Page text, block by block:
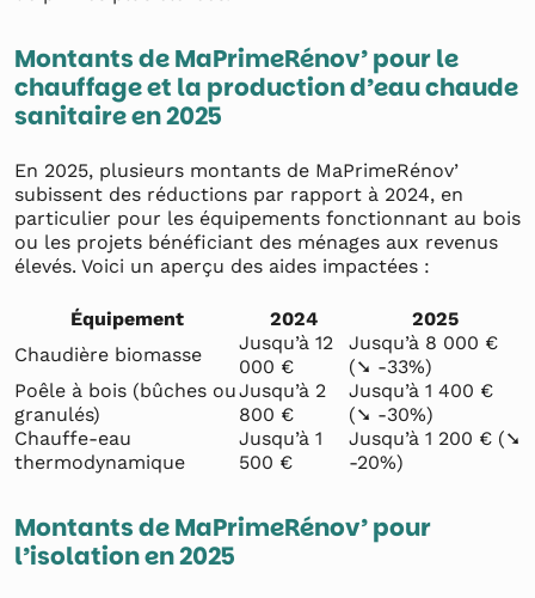
Montants de MaPrimeRénov’ pour le
chauffage et la production d’eau chaude
sanitaire en 2025
En 2025, plusieurs montants de MaPrimeRénov’
subissent des réductions par rapport à 2024, en
particulier pour les équipements fonctionnant au bois
ou les projets bénéficiant des ménages aux revenus
élevés. Voici un aperçu des aides impactées :
Équipement 2024
2025
Chaudière biomasse
Jusqu’à 12
000 €
Jusqu’à 8 000 €
(➘ -33%)
Poêle à bois (bûches ou
granulés)
Jusqu’à 2
800 €
Jusqu’à 1 400 €
(➘ -30%)
Chauffe-eau
thermodynamique
Jusqu’à 1
500 €
Jusqu’à 1 200 € (➘
-20%)
Montants de MaPrimeRénov’ pour
l’isolation en 2025